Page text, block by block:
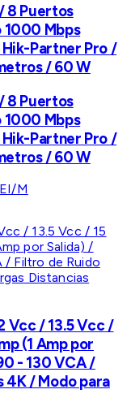
8 Puertos
1000 Mbps
Partner Pro /
/ 60 W
8 Puertos
1000 Mbps
Partner Pro /
/ 60 W
M
Vcc / 13.5 Vcc /
(1 Amp por
- 130 VCA /
4K / Modo para